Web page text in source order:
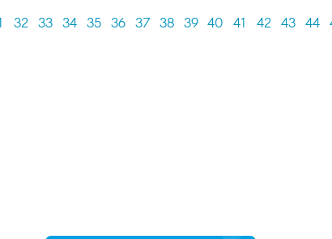
32 33 34 35 36 37 38 39 40 41 42 43 44